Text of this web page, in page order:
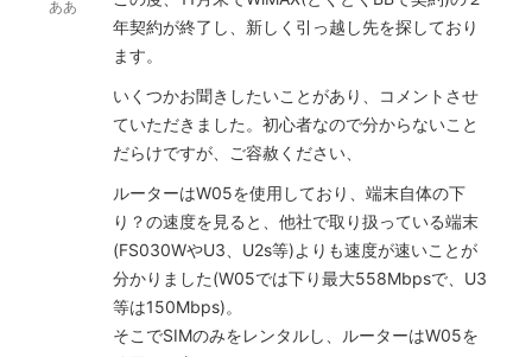
ああ
年契約が終了し、新しく引っ越し先を探しており
ます。
いくつかお聞きしたいことがあり、コメントさせ
ていただきました。初心者なので分からないこと
だらけですが、ご容赦ください、
ルーターはW05を使用しており、端末自体の下
り？の速度を見ると、他社で取り扱っている端末
(FS030WやU3、U2s等)よりも速度が速いことが
分かりました(W05では下り最大558Mbpsで、U3
等は150Mbps)。
そこでSIMのみをレンタルし、ルーターはW05を